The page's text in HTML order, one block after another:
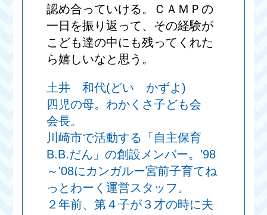
認め合っていける。ＣＡＭＰの
一日を振り返って、その経験が
こども達の中にも残ってくれた
ら嬉しいなと思う。
土井 和代(どい かずよ)
四児の母。わかくさ子ども会
会長。
川崎市で活動する「自主保育
B.B.だん」の創設メンバー。'98
～'08にカンガルー宮前子育てね
っとわーく運営スタッフ。
２年前、第４子が３才の時に夫